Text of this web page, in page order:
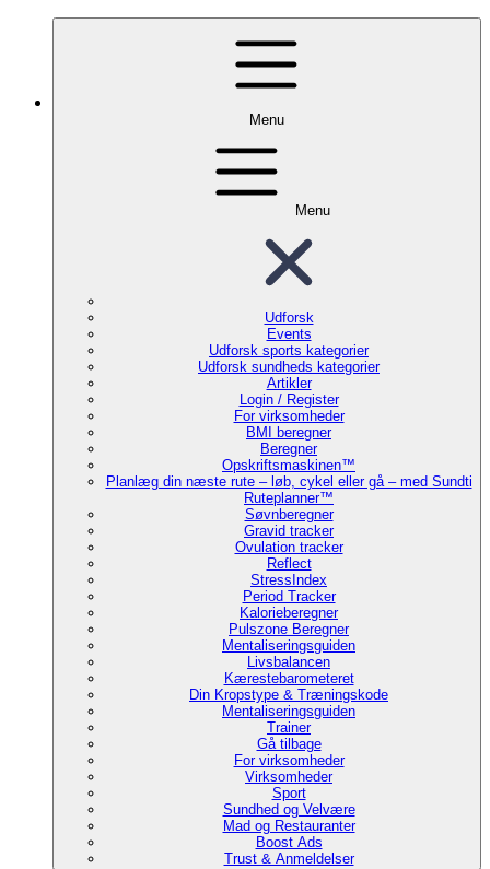
Menu
Menu
Udforsk
Events
Udforsk sports kategorier
Udforsk sundheds kategorier
Artikler
Login / Register
For virksomheder
BMI beregner
Beregner
Opskriftsmaskinen™
Planlæg din næste rute – løb, cykel eller gå – med Sundti
Ruteplanner™
Søvnberegner
Gravid tracker
Ovulation tracker
Reflect
StressIndex
Period Tracker
Kalorieberegner
Pulszone Beregner
Mentaliseringsguiden
Livsbalancen
Kærestebarometeret
Din Kropstype & Træningskode
Mentaliseringsguiden
Trainer
Gå tilbage
For virksomheder
Virksomheder
Sport
Sundhed og Velvære
Mad og Restauranter
Boost Ads
Trust & Anmeldelser